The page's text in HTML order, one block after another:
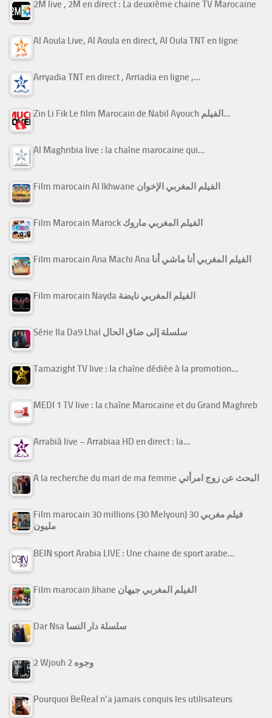
2M live , 2M en direct : La deuxième chaine TV Marocaine
Al Aoula Live, Al Aoula en direct, Al Oula TNT en ligne
Arryadia TNT en direct , Arriadia en ligne ,…
Zin Li Fik Le film Marocain de Nabil Ayouch الفيلم…
Al Maghribia live : la chaîne marocaine qui…
Film marocain Al Ikhwane الفيلم المغربي الإخوان
Film Marocain Marock الفيلم المغربي ماروك
Film marocain Ana Machi Ana الفيلم المغربي أنا ماشي أنا
Film marocain Nayda الفيلم المغربي نايضة
Série Ila Da9 Lhal سلسلة إلى ضاق الحال
Tamazight TV live : la chaîne dédiée à la promotion…
MEDI 1 TV live : la chaîne Marocaine et du Grand Maghreb
Arrabiâ live – Arrabiaa HD en direct : la…
A la recherche du mari de ma femme البحث عن زوج امرأتي
Film marocain 30 millions (30 Melyoun) فيلم مغربي 30
مليون
BEIN sport Arabia LIVE : Une chaine de sport arabe…
Film marocain Jihane الفيلم المغربي جيهان
Dar Nsa سلسلة دار النسا
2 Wjouh 2 وجوه
Pourquoi BeReal n’a jamais conquis les utilisateurs